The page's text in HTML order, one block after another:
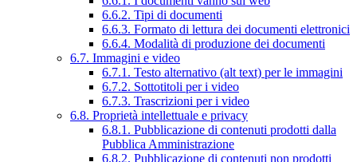
6.6.2. Tipi di documenti
6.6.3. Formato di lettura dei documenti elettronici
6.6.4. Modalità di produzione dei documenti
6.7. Immagini e video
6.7.1. Testo alternativo (alt text) per le immagini
6.7.2. Sottotitoli per i video
6.7.3. Trascrizioni per i video
6.8. Proprietà intellettuale e privacy
6.8.1. Pubblicazione di contenuti prodotti dalla
Pubblica Amministrazione
6.8.2. Pubblicazione di contenuti non prodotti